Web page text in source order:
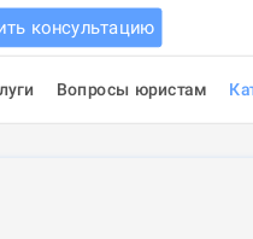
консультацию
Вопросы юристам